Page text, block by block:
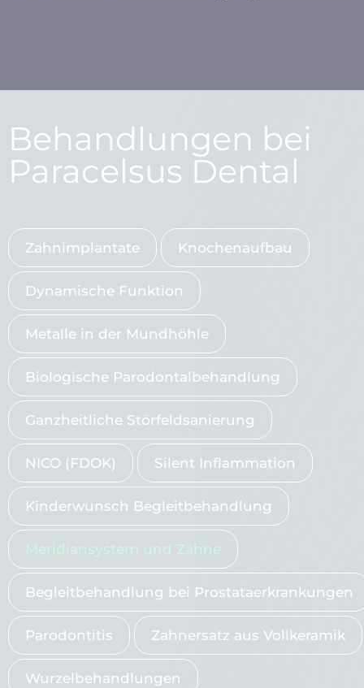
Behandlungen bei
Paracelsus Dental
Zahnimplantate Knochenaufbau
Dynamische Funktion
Metalle in der Mundhöhle
Biologische Parodontalbehandlung
Ganzheitliche Störfeldsanierung
NICO (FDOK) Silent Inflammation
Kinderwunsch Begleitbehandlung
Meridiansystem und Zähne
Begleitbehandlung bei Prostataerkrankungen
Parodontitis Zahnersatz aus Vollkeramik
Wurzelbehandlungen